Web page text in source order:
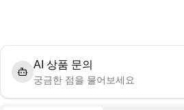
AI 상품 문의
궁금한 점을 물어보세요